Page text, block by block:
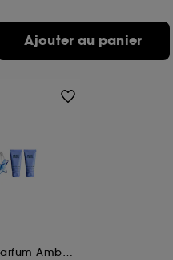
Ajouter au panier
Coffret Eau de Parfum Ambrée Gourmande pour Femme